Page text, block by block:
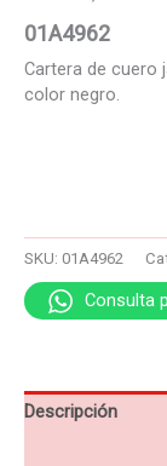
01A4962
Cartera de cuero
color negro.
SKU: 01A4962
Consulta
Descripción